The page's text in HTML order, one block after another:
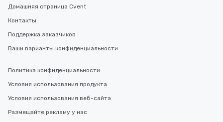
Домашняя страница Cvent
Контакты
Поддержка заказчиков
Ваши варианты конфиденциальности
Политика конфиденциальности
Условия использования продукта
Условия использования веб-сайта
Размещайте рекламу у нас